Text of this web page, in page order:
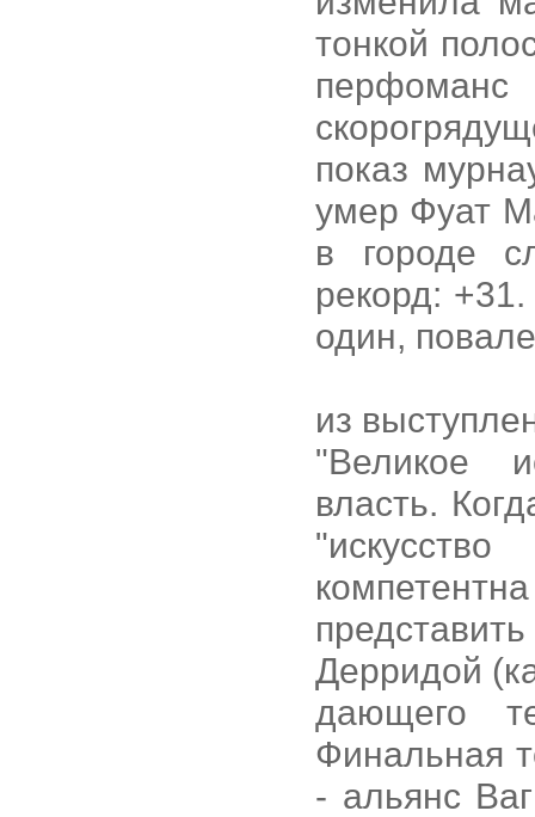
тонкой
показ
умер Фуат
в городе
рекорд:
один,
из
"Великое
власть.
Дерридой
дающего
Финальная
- альянс